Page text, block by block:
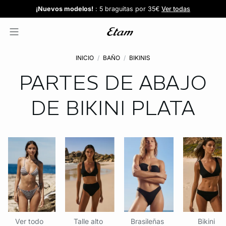
REBAJAS¡Ahora 3x2 en TODO*!Comprar
Confort invisible: Sujetadores desde 19,99€Descubrir
¡Nuevos modelos! : 5 braguitas por 35€ Ver todas
Novedades braguitas| 3x2 en todo*Descubrir
INICIO BAÑO BIKINIS
PARTES DE ABAJO
DE BIKINI PLATA
Ver todo Talle alto Brasileñas Bikini